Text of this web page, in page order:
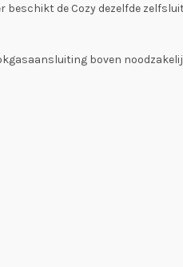
de Cozy dezelfde
boven